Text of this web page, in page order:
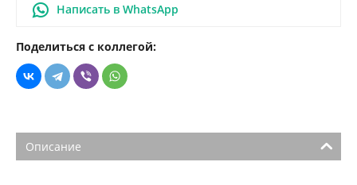
Написать в WhatsApp
Поделиться с коллегой:
Описание